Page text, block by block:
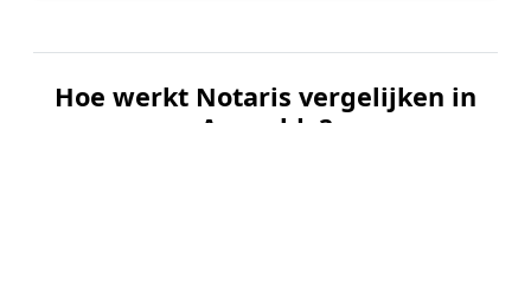
Hoe werkt Notaris vergelijken in
Anevelde?